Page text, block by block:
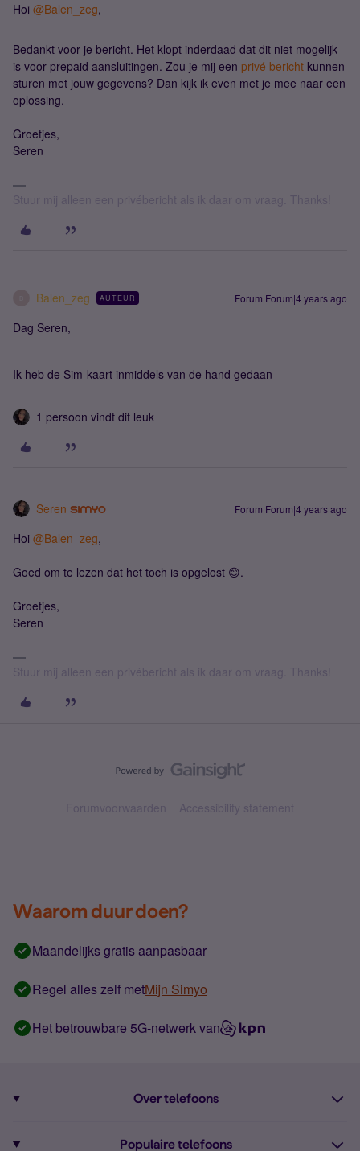
Hoi @Balen_zeg,
Bedankt voor je bericht. Het klopt inderdaad dat dit niet mogelijk
is voor prepaid aansluitingen. Zou je mij een privé bericht kunnen
sturen met jouw gegevens? Dan kijk ik even met je mee naar een
oplossing.
Groetjes,
Seren
Stuur mij alleen een privébericht als ik daar om vraag. Thanks!
Balen_zeg AUTEUR Forum|Forum|4 years ago
Dag Seren,
Ik heb de Sim-kaart inmiddels van de hand gedaan
1 persoon vindt dit leuk
Seren Forum|Forum|4 years ago
Hoi @Balen_zeg,
Goed om te lezen dat het toch is opgelost 😊.
Groetjes,
​​​​​​​Seren
Stuur mij alleen een privébericht als ik daar om vraag. Thanks!
Forumvoorwaarden Accessibility statement
Waarom duur doen?
Maandelijks gratis aanpasbaar
Regel alles zelf metMijn Simyo
Het betrouwbare 5G-netwerk van
Over telefoons
Populaire telefoons